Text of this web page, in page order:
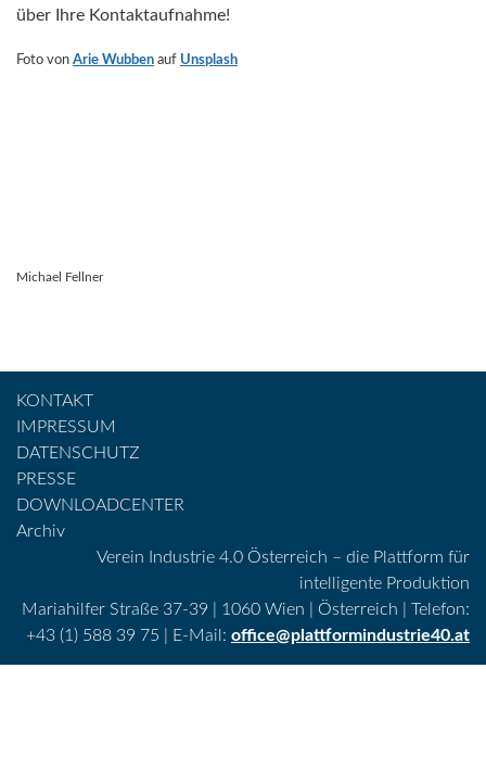
über Ihre Kontaktaufnahme!
Foto von Arie Wubben auf Unsplash
Michael Fellner
KONTAKT
IMPRESSUM
DATENSCHUTZ
PRESSE
DOWNLOADCENTER
Archiv
Verein Industrie 4.0 Österreich – die Plattform für
intelligente Produktion
Mariahilfer Straße 37-39 | 1060 Wien | Österreich | Telefon:
+43 (1) 588 39 75 | E-Mail: office@plattformindustrie40.at